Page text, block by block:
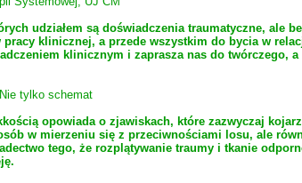
udziałem są doświadczenia traumatyczne, ale
klinicznej, a przede wszystkim do bycia w
klinicznym i zaprasza nas do twórczego, a
tylko schemat
opowiada o zjawiskach, które zazwyczaj
w mierzeniu się z przeciwnościami losu, ale
tego, że rozplątywanie traumy i tkanie